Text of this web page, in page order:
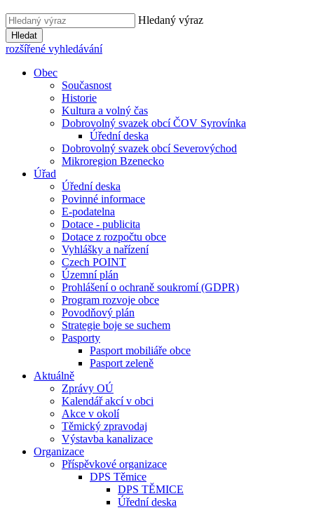
Hledaný výraz
Hledat
rozšířené vyhledávání
Obec
Současnost
Historie
Kultura a volný čas
Dobrovolný svazek obcí ČOV Syrovínka
Úřední deska
Dobrovolný svazek obcí Severovýchod
Mikroregion Bzenecko
Úřad
Úřední deska
Povinné informace
E-podatelna
Dotace - publicita
Dotace z rozpočtu obce
Vyhlášky a nařízení
Czech POINT
Územní plán
Prohlášení o ochraně soukromí (GDPR)
Program rozvoje obce
Povodňový plán
Strategie boje se suchem
Pasporty
Pasport mobiliáře obce
Pasport zeleně
Aktuálně
Zprávy OÚ
Kalendář akcí v obci
Akce v okolí
Těmický zpravodaj
Výstavba kanalizace
Organizace
Příspěvkové organizace
DPS Těmice
DPS TĚMICE
Úřední deska